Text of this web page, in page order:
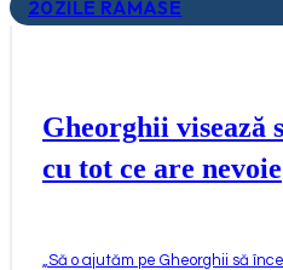
20ZILE RĂMASE
Gheorghii visează
cu tot ce are nevoie
Să o ajutăm pe Gheorghii să